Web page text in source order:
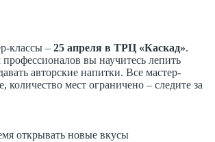
классы – 25 апреля в ТРЦ «Каскад».
вы научитесь лепить
авторские напитки. Все мастер-
количество мест ограничено – следите за
открывать новые вкусы